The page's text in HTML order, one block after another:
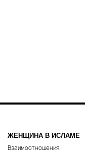
ЖЕНЩИНА В ИСЛАМЕ
Взаимоотношения